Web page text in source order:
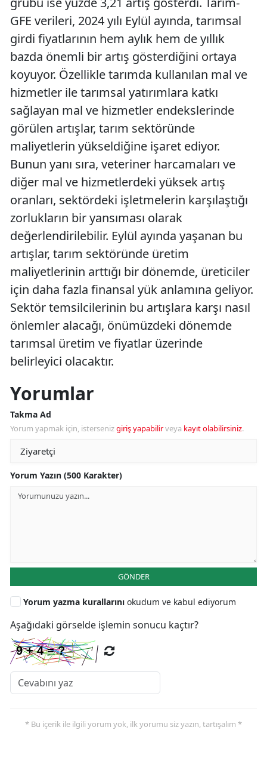
GFE verileri, 2024 yılı Eylül ayında, tarımsal
girdi fiyatlarının hem aylık hem de yıllık
bazda önemli bir artış gösterdiğini ortaya
koyuyor. Özellikle tarımda kullanılan mal ve
hizmetler ile tarımsal yatırımlara katkı
sağlayan mal ve hizmetler endekslerinde
görülen artışlar, tarım sektöründe
maliyetlerin yükseldiğine işaret ediyor.
Bunun yanı sıra, veteriner harcamaları ve
diğer mal ve hizmetlerdeki yüksek artış
oranları, sektördeki işletmelerin karşılaştığı
zorlukların bir yansıması olarak
değerlendirilebilir. Eylül ayında yaşanan bu
artışlar, tarım sektöründe üretim
maliyetlerinin arttığı bir dönemde, üreticiler
için daha fazla finansal yük anlamına geliyor.
Sektör temsilcilerinin bu artışlara karşı nasıl
önlemler alacağı, önümüzdeki dönemde
tarımsal üretim ve fiyatlar üzerinde
belirleyici olacaktır.
Yorumlar
Takma Ad
Yorum yapmak için, istersenizgiriş yapabilirveya kayıt olabilirsiniz.
Yorum Yazın (500 Karakter)
GÖNDER
Yorum yazma kurallarını okudum ve kabul ediyorum
Aşağıdaki görselde işlemin sonucu kaçtır?
* Bu içerik ile ilgili yorum yok, ilk yorumu siz yazın, tartışalım *